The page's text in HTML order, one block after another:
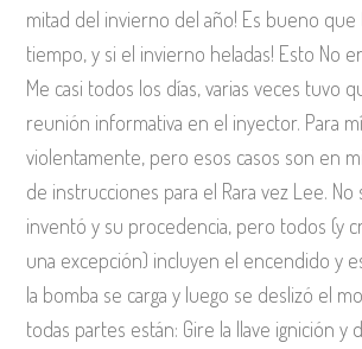
mitad del invierno del año! Es bueno
tiempo, y si el invierno heladas! Esto No
Me casi todos los días, varias veces tuvo
reunión informativa en el inyector. Para
violentamente, pero esos casos son en
de instrucciones para el Rara vez Lee.
inventó y su procedencia, pero todos (y
una excepción) incluyen el encendido y
la bomba se carga y luego se deslizó el
todas partes están: Gire la llave ignición y